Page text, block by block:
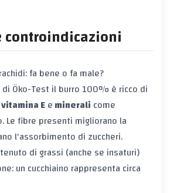
controindicazioni
fa bene o fa male?
Öko-Test il burro 100% è ricco di
vitamina Eeminerali come
Le fibre presenti migliorano la
l'assorbimento di zuccheri.
di grassi (anche se insaturi)
un cucchiaino rappresenta circa